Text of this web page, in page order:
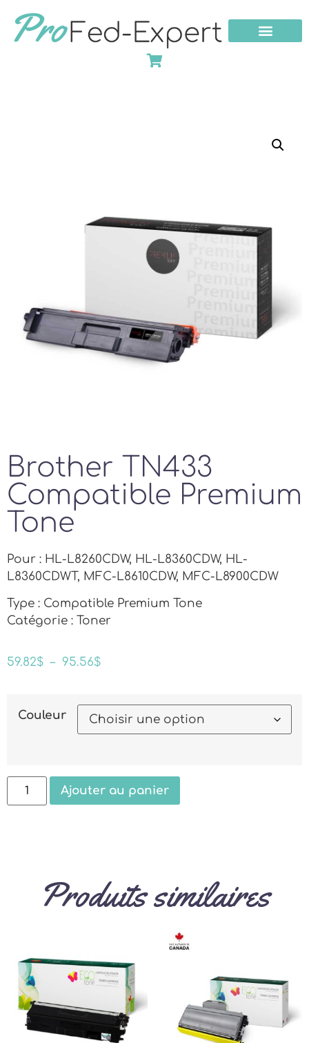
Brother TN433
Compatible Premium
Tone
Pour : HL-L8260CDW, HL-L8360CDW, HL-
L8360CDWT, MFC-L8610CDW, MFC-L8900CDW
Type : Compatible Premium Tone
Catégorie : Toner
59.82$ – 95.56$
Couleur
Ajouter au panier
Produits similaires